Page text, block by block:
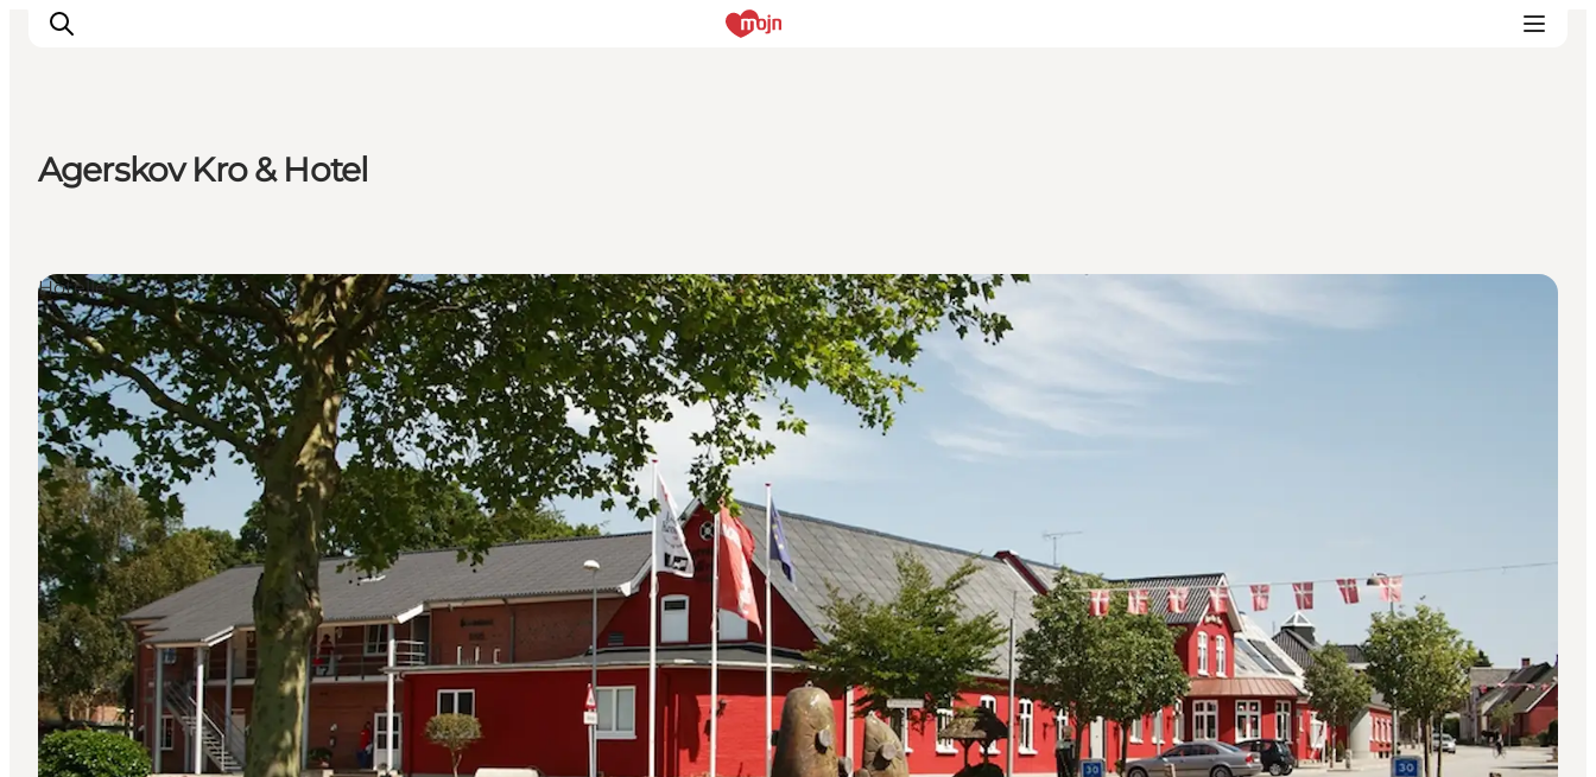
Det sker
Overnatning
Planlæg din ferie
Booking
Agerskov Kro & Hotel
Hoteller